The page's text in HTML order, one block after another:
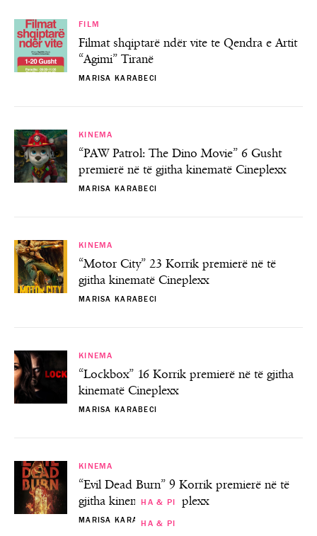
FILM
Filmat shqiptarë ndër vite te Qendra e Artit
“Agimi” Tiranë
MARISA KARABECI
KINEMA
“PAW Patrol: The Dino Movie” 6 Gusht
premierë në të gjitha kinematë Cineplexx
MARISA KARABECI
KINEMA
“Motor City” 23 Korrik premierë në të
gjitha kinematë Cineplexx
MARISA KARABECI
KINEMA
“Lockbox” 16 Korrik premierë në të gjitha
kinematë Cineplexx
MARISA KARABECI
KINEMA
“Evil Dead Burn” 9 Korrik premierë në të
gjitha kinematë Cineplexx
MARISA KARABECI
HA & PI
HA & PI
HA & PI
HA & PI